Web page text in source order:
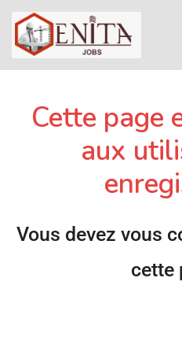
Cette page
aux
Vous devez vous
cette